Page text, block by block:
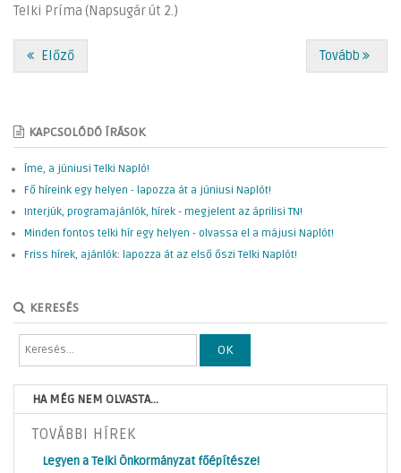
Telki Príma (Napsugár út 2.)
Előző Tovább
KAPCSOLÓDÓ ÍRÁSOK
Íme, a júniusi Telki Napló!
Fő híreink egy helyen - lapozza át a júniusi Naplót!
Interjúk, programajánlók, hírek - megjelent az áprilisi TN!
Minden fontos telki hír egy helyen - olvassa el a májusi Naplót!
Friss hírek, ajánlók: lapozza át az első őszi Telki Naplót!
KERESÉS
OK
HA MÉG NEM OLVASTA...
TOVÁBBI HÍREK
Legyen a Telki Önkormányzat főépítésze!